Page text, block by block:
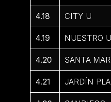
4.18 CITY U
4.19 NUESTRO
4.20 SANTA
4.21 JARDÍN